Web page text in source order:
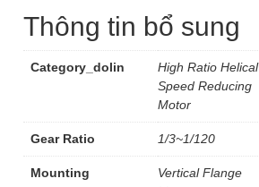
Thông tin bổ sung
Category_dolin
High Ratio Helical
Speed Reducing
Motor
Gear Ratio 1/3~1/120
Mounting
Vertical Flange